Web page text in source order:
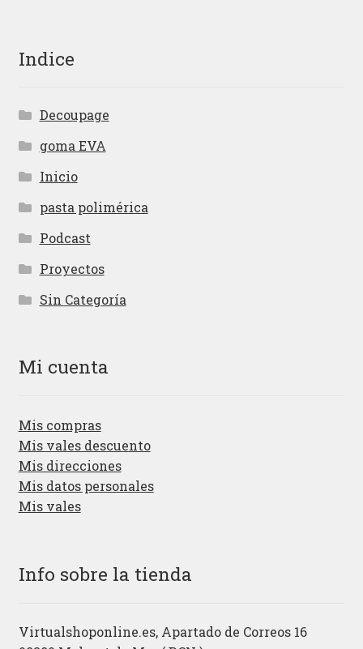
Indice
Decoupage
goma EVA
Inicio
pasta polimérica
Podcast
Proyectos
Sin Categoría
Mi cuenta
Mis compras
Mis vales descuento
Mis direcciones
Mis datos personales
Mis vales
Info sobre la tienda
Virtualshoponline.es, Apartado de Correos 16